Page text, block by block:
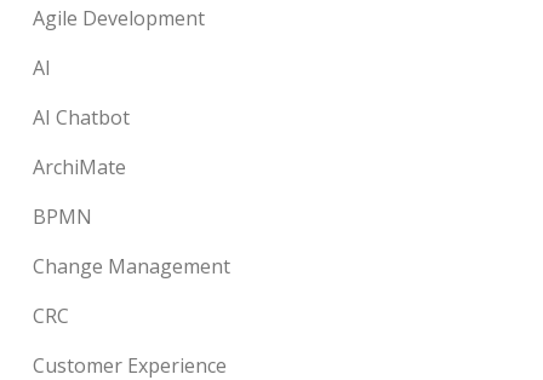
Agile Development
AI
AI Chatbot
ArchiMate
BPMN
Change Management
CRC
Customer Experience